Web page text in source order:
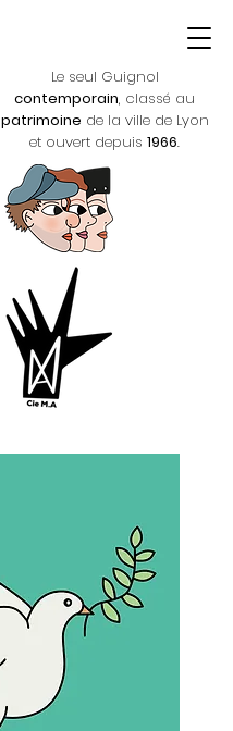
Le seul Guignol
contemporain, classé au
patrimoine de la ville de Lyon
et ouvert depuis 1966.